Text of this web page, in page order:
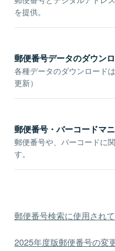
を提供。
郵便番号データのダウン
各種データのダウンロード
更新）
郵便番号・バーコードマ
郵便番号や、バーコードに
す。
郵便番号検索に使用され
2025年度版郵便番号の変